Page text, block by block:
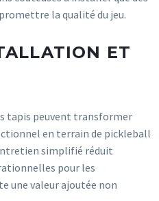
la qualité du jeu.
ET
tapis peuvent transformer
en terrain de pickleball
simplifié réduit
pour les
une valeur ajoutée non